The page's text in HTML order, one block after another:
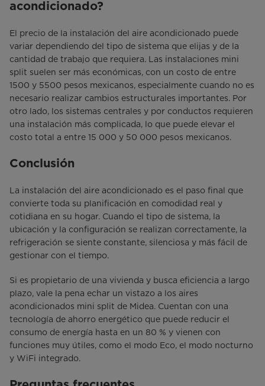
acondicionado?
El precio de la instalación del aire acondicionado puede
variar dependiendo del tipo de sistema que elijas y de la
cantidad de trabajo que requiera. Las instalaciones mini
split suelen ser más económicas, con un costo de entre
1500 y 5500 pesos mexicanos, especialmente cuando no es
necesario realizar cambios estructurales importantes. Por
otro lado, los sistemas centrales y por conductos requieren
una instalación más complicada, lo que puede elevar el
costo total a entre 15 000 y 50 000 pesos mexicanos.
Conclusión
La instalación del aire acondicionado es el paso final que
convierte toda su planificación en comodidad real y
cotidiana en su hogar. Cuando el tipo de sistema, la
ubicación y la configuración se realizan correctamente, la
refrigeración se siente constante, silenciosa y más fácil de
gestionar con el tiempo.
Si es propietario de una vivienda y busca eficiencia a largo
plazo, vale la pena echar un vistazo a los aires
acondicionados mini split de Midea. Cuentan con una
tecnología de ahorro energético que puede reducir el
consumo de energía hasta en un 80 % y vienen con
funciones muy útiles, como el modo Eco, el modo nocturno
y WiFi integrado.